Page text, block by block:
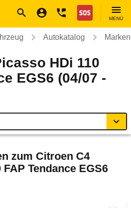
Nothilfe
MENÜ
Autokatalog
HDi 110
EGS6 (04/07 -
zum Citroen C4
Tendance EGS6